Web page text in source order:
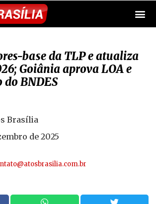
base da TLP e atualiza
Goiânia aprova LOA e
BNDES
Brasília
de 2025